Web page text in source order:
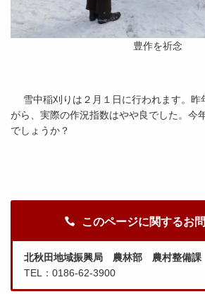
豊作を祈念
雪中稲刈りは２月１日に行われます。昨
がら、実際の作況指数はやや良でした。今
でしょうか？
このページに関するお
北秋田地域振興局 農林部 農村整備
TEL：0186-62-3900